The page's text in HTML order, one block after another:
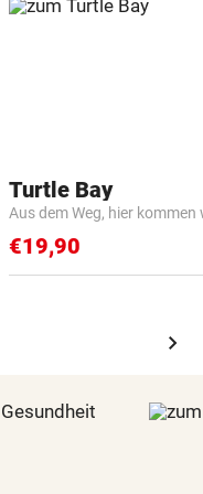
Turtle Bay
Aus dem Weg, hier kommen
€19,90
chevron_right